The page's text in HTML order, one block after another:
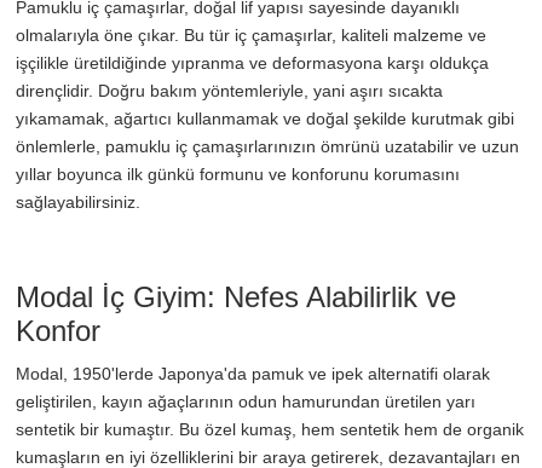
Pamuklu iç çamaşırlar, doğal lif yapısı sayesinde dayanıklı
olmalarıyla öne çıkar. Bu tür iç çamaşırlar, kaliteli malzeme ve
işçilikle üretildiğinde yıpranma ve deformasyona karşı oldukça
dirençlidir. Doğru bakım yöntemleriyle, yani aşırı sıcakta
yıkamamak, ağartıcı kullanmamak ve doğal şekilde kurutmak gibi
önlemlerle, pamuklu iç çamaşırlarınızın ömrünü uzatabilir ve uzun
yıllar boyunca ilk günkü formunu ve konforunu korumasını
sağlayabilirsiniz.
Modal İç Giyim: Nefes Alabilirlik ve
Konfor
Modal, 1950'lerde Japonya'da pamuk ve ipek alternatifi olarak
geliştirilen, kayın ağaçlarının odun hamurundan üretilen yarı
sentetik bir kumaştır. Bu özel kumaş, hem sentetik hem de organik
kumaşların en iyi özelliklerini bir araya getirerek, dezavantajları en